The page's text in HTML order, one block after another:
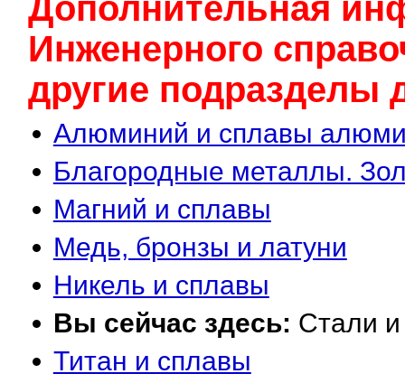
Дополнительная
Инженерного
другие подразделы
Алюминий и сплавы
Благородные металлы.
Магний и сплавы
Медь, бронзы и латуни
Никель и сплавы
Вы сейчас здесь: Стали
Титан и сплавы